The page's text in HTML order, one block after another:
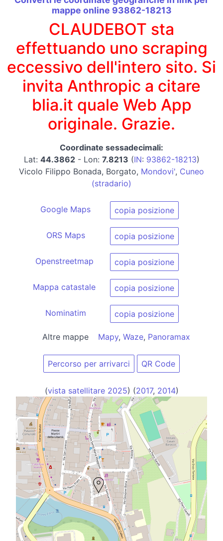
mappe online 93862-18213
CLAUDEBOT sta
effettuando uno scraping
eccessivo dell'intero sito. Si
invita Anthropic a citare
blia.it quale Web App
originale. Grazie.
Coordinate sessadecimali:
Lat: 44.3862- Lon: 7.8213 (IN: 93862-18213)
Vicolo Filippo Bonada, Borgato, Mondovi', Cuneo
(stradario)
Google Maps copia posizione
ORS Maps copia posizione
Openstreetmap copia posizione
Mappa catastale copia posizione
Nominatim copia posizione
Altre mappe Mapy, Waze, Panoramax
Percorso per arrivarci QR Code
(vista satellitare 2025) (2017, 2014)